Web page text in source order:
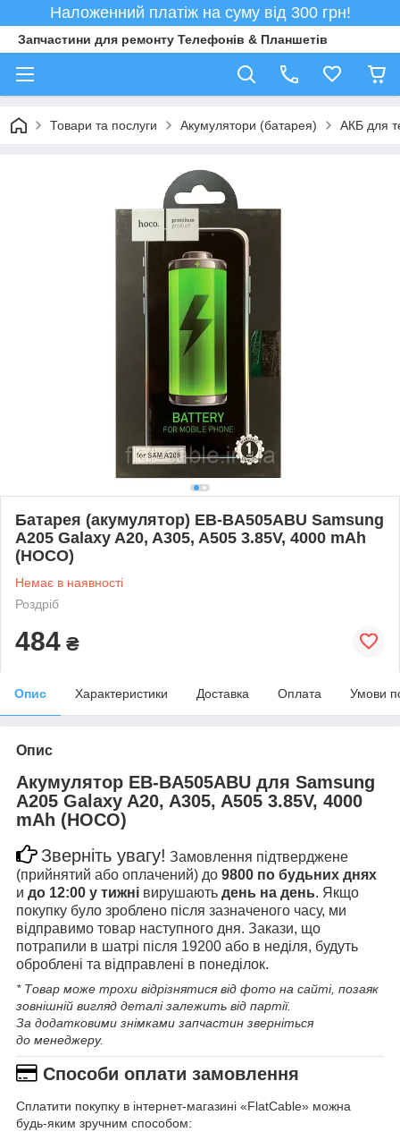
Наложенний платіж на суму від 300 грн!
Запчастини для ремонту Телефонів & Планшетів
Товари та послуги Акумулятори (батарея) АКБ для
Батарея (акумулятор) EB-BA505ABU Samsung
A205 Galaxy A20, A305, A505 3.85V, 4000 mAh
(HOCO)
Немає в наявності
Роздріб
484 ₴
Опис Характеристики Доставка Оплата Умови
Опис
Акумулятор EB-BA505ABU для Samsung
A205 Galaxy A20, A305, A505 3.85V, 4000
mAh (HOCO)
Зверніть увагу! Замовлення підтверджене
(прийнятий або оплачений) до 9800 по будьних днях
и до 12:00 у тижні вирушають день на день. Якщо
покупку було зроблено після зазначеного часу, ми
відправимо товар наступного дня. Закази, що
потрапили в шатрі після 19200 або в неділя, будуть
оброблені та відправлені в понеділок.
* Товар може трохи відрізнятися від фото на сайті, позаяк
зовнішній вигляд деталі залежить від партії.
За додатковими знімками запчастин зверніться
до менеджеру.
Способи оплати замовлення
Сплатити покупку в інтернет-магазині «FlatCable» можна
будь-яким зручним способом: